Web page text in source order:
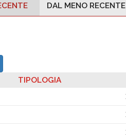
DAL MENO RECENTE
TIPOLOGIA